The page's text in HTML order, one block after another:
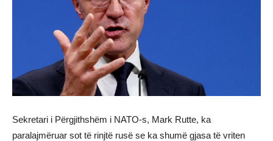
Sekretari i Përgjithshëm i NATO-s, Mark Rutte, ka
paralajmëruar sot të rinjtë rusë se ka shumë gjasa të vriten